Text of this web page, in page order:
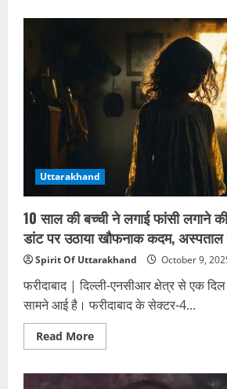
नहीं
पहले
दूल्हा
फरार,
पुलिस
कर
रही
तलाश
Uttarakhand
10 साल की बच्ची ने लगाई फांसी लगाने
डांट पर उठाया खौफनाक कदम,
Spirit Of Uttarakhand October 9,
फरीदाबाद | दिल्ली-एनसीआर क्षेत्र से एक
सामने आई है। फरीदाबाद के सेक्टर-4...
Read MoreRead
more